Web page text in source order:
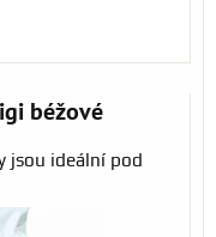
béžové
jsou ideální pod